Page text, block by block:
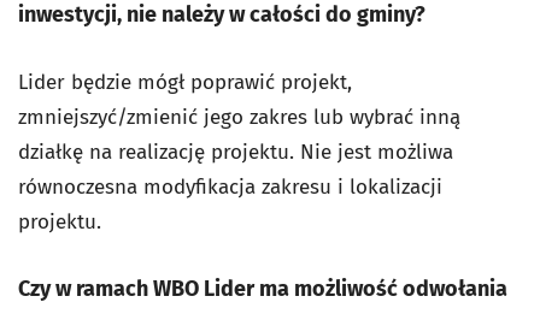
inwestycji, nie należy w całości do gminy?
Lider będzie mógł poprawić projekt,
zmniejszyć/zmienić jego zakres lub wybrać inną
działkę na realizację projektu. Nie jest możliwa
równoczesna modyfikacja zakresu i lokalizacji
projektu.
Czy w ramach WBO Lider ma możliwość odwołania